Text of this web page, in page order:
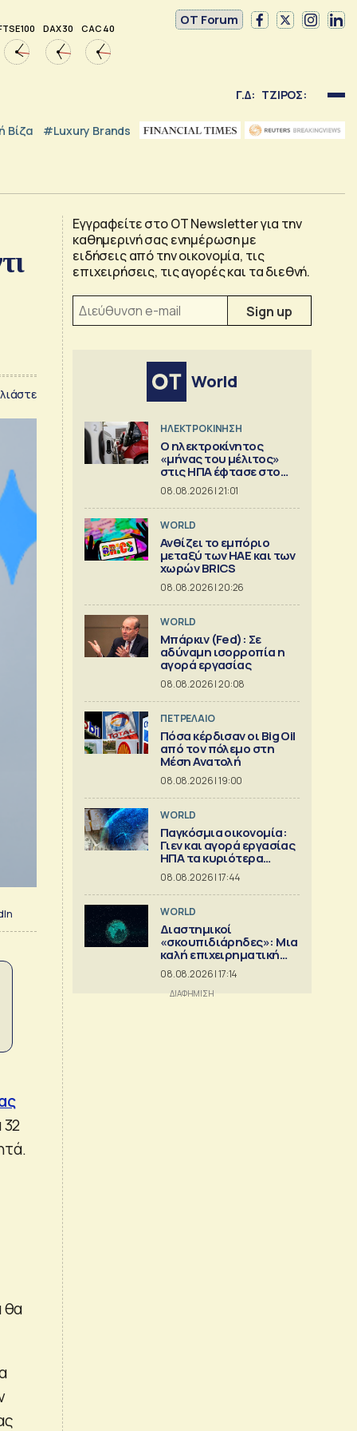
100 DAX 30 CAC 40
OT Forum
Γ.Δ: ΤΖΙΡΟΣ:
Βίζα #luxury Brands
θα
Εγγραφείτε στο OT Newsletter για την
καθημερινή σας ενημέρωση με
ειδήσεις από την οικονομία, τις
επιχειρήσεις, τις αγορές και τα διεθνή.
World
ΗΛΕΚΤΡΟΚΙΝΗΣΗ
Ο ηλεκτροκίνητος
«μήνας του μέλιτος»
στις ΗΠΑ έφτασε στο
τέλος του
08.08.2026 | 21:01
WORLD
Ανθίζει το εμπόριο
μεταξύ των ΗΑΕ και των
χωρών BRICS
08.08.2026 | 20:26
WORLD
Μπάρκιν (Fed): Σε
αδύναμη ισορροπία η
αγορά εργασίας
08.08.2026 | 20:08
ΠΕΤΡΕΛΑΙΟ
Πόσα κέρδισαν οι Big Oil
από τον πόλεμο στη
Μέση Ανατολή
08.08.2026 | 19:00
WORLD
Παγκόσμια οικονομία:
Γιεν και αγορά εργασίας
ΗΠΑ τα κυριότερα
γεγονότα
08.08.2026 | 17:44
WORLD
Διαστημικοί
«σκουπιδιάρηδες»: Μια
καλή επιχειρηματική
ιδέα
08.08.2026 | 17:14